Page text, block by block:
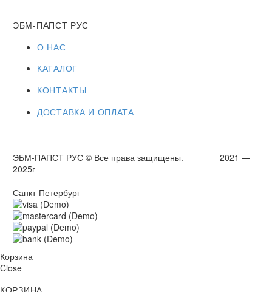
ЭБМ-ПАПСТ РУС
О НАС
КАТАЛОГ
КОНТАКТЫ
ДОСТАВКА И ОПЛАТА
ЭБМ-ПАПСТ РУС © Все права защищены. 2021 —
2025г
Санкт-Петербург
Корзина
Close